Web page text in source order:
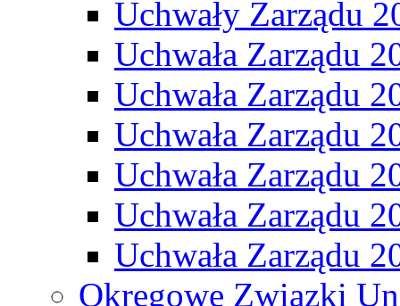
Uchwały Zarządu
Uchwała Zarządu
Uchwała Zarządu
Uchwała Zarządu
Uchwała Zarządu
Uchwała Zarządu
Uchwała Zarządu
Okręgowe Związki